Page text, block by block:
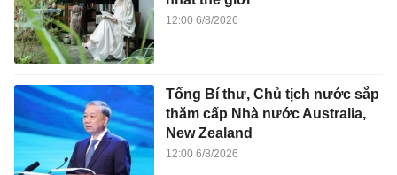
12:00 6/8/2026
Tổng Bí thư, Chủ tịch nước sắp
thăm cấp Nhà nước Australia,
New Zealand
12:00 6/8/2026